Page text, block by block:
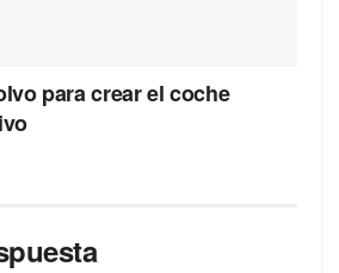
para crear el coche